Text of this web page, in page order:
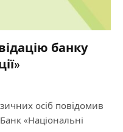
банку
осіб повідомив
«Національні